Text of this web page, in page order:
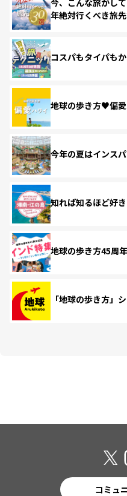
年絶対行くべき旅
コスパもタイパも
地球の歩き方♥偏
今年の夏はインスパ
知れば知るほど好
地球の歩き方45周
「地球の歩き方」
コミュ